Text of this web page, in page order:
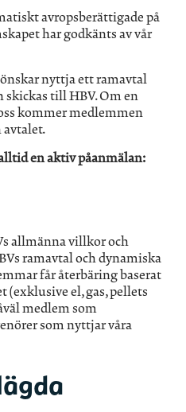
avropsberättigade på
har godkänts av vår
nyttja ett ramavtal
till HBV. Om en
kommer medlemmen
avtalet.
en aktiv påanmälan:
allmänna villkor och
ramavtal och dynamiska
får återbäring baserat
(exklusive el, gas, pellets
medlem som
som nyttjar våra